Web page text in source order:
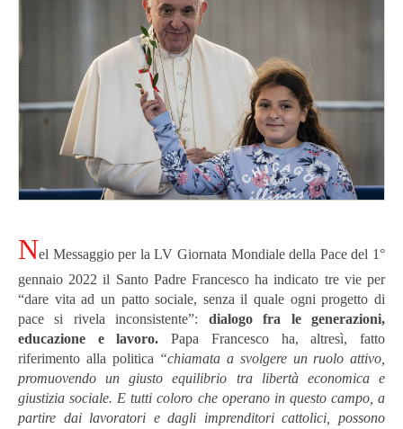
Nel Messaggio per la LV Giornata Mondiale della Pace del 1°
gennaio 2022 il Santo Padre Francesco ha indicato tre vie per
“dare vita ad un patto sociale, senza il quale ogni progetto di
pace si rivela inconsistente”: dialogo fra le generazioni,
educazione e lavoro. Papa Francesco ha, altresì, fatto
riferimento alla politica “chiamata a svolgere un ruolo attivo,
promuovendo un giusto equilibrio tra libertà economica e
giustizia sociale. E tutti coloro che operano in questo campo, a
partire dai lavoratori e dagli imprenditori cattolici, possono